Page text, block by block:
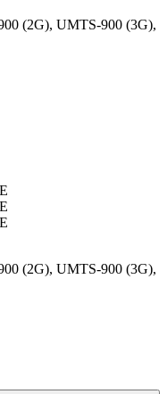
(2G), UMTS-900 (3G),
(2G), UMTS-900 (3G),